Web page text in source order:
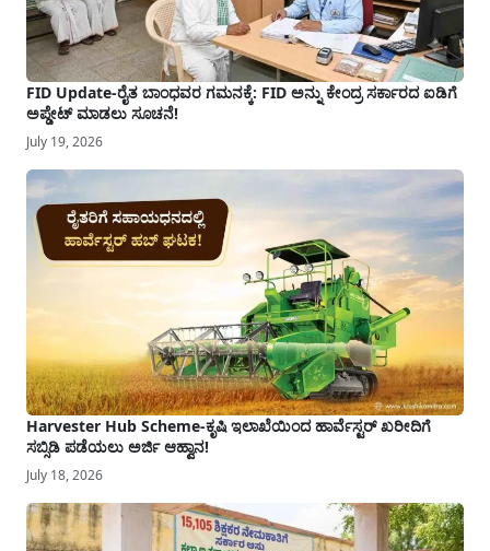
FID Update-ರೈತ ಬಾಂಧವರ ಗಮನಕ್ಕೆ: FID ಅನ್ನು ಕೇಂದ್ರ ಸರ್ಕಾರದ ಐಡಿಗೆ
ಅಪ್ಡೇಟ್ ಮಾಡಲು ಸೂಚನೆ!
July 19, 2026
Harvester Hub Scheme-ಕೃಷಿ ಇಲಾಖೆಯಿಂದ ಹಾರ್ವೆಸ್ಟರ್ ಖರೀದಿಗೆ
ಸಬ್ಸಿಡಿ ಪಡೆಯಲು ಅರ್ಜಿ ಆಹ್ವಾನ!
July 18, 2026